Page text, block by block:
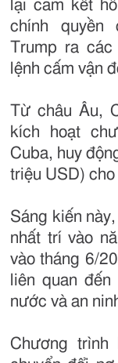
lại cam kết
chính quyền
Trump ra
lệnh cấm vận
Từ châu Âu,
kích hoạt
Cuba, huy
triệu USD)
Sáng kiến
nhất trí vào
vào tháng 6/
liên quan
nước và an
Chương trình